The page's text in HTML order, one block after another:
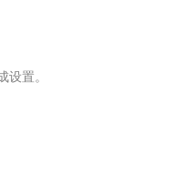
设置。